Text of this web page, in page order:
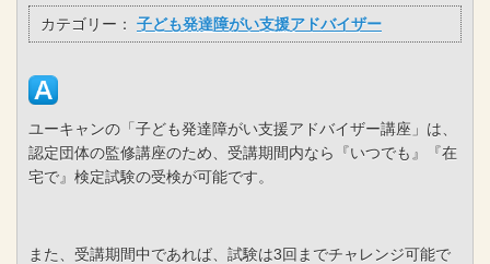
カテゴリー： 子ども発達障がい支援アドバイザー
ユーキャンの「子ども発達障がい支援アドバイザー講座」は、
認定団体の監修講座のため、受講期間内なら『いつでも』『在
宅で』検定試験の受検が可能です。
また、受講期間中であれば、試験は3回までチャレンジ可能で